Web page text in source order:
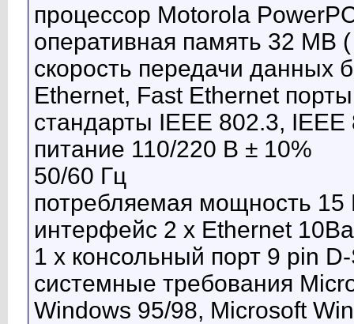
процессор Motorola
оперативная память 32 MB
скорость передачи данных
Ethernet, Fast Ethernet
стандарты IEEE 802.3, IEEE
питание 110/220 В ± 10%
50/60 Гц
потребляемая мощность 15
интерфейс 2 x Ethernet
1 x консольный порт 9 pin
системные требования
Windows 95/98, Microsoft